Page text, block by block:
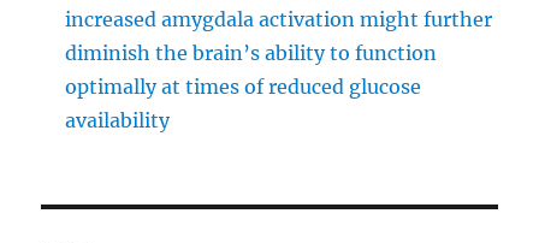
increased amygdala activation might further
diminish the brain’s ability to function
optimally at times of reduced glucose
availability